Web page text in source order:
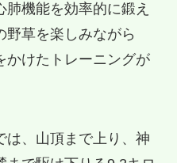
機能を効率的に鍛え
野草を楽しみながら
かけたトレーニングが
は、山頂まで上り、神